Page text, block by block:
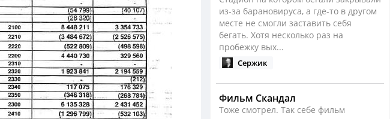
из-за барановируса, а где-то в другом
месте не смогли заставить себя
бегать. Хотя несколько раз на
пробежку вых...
Сержик
Фильм Скандал
Тоже смотрел. Так себе фильм